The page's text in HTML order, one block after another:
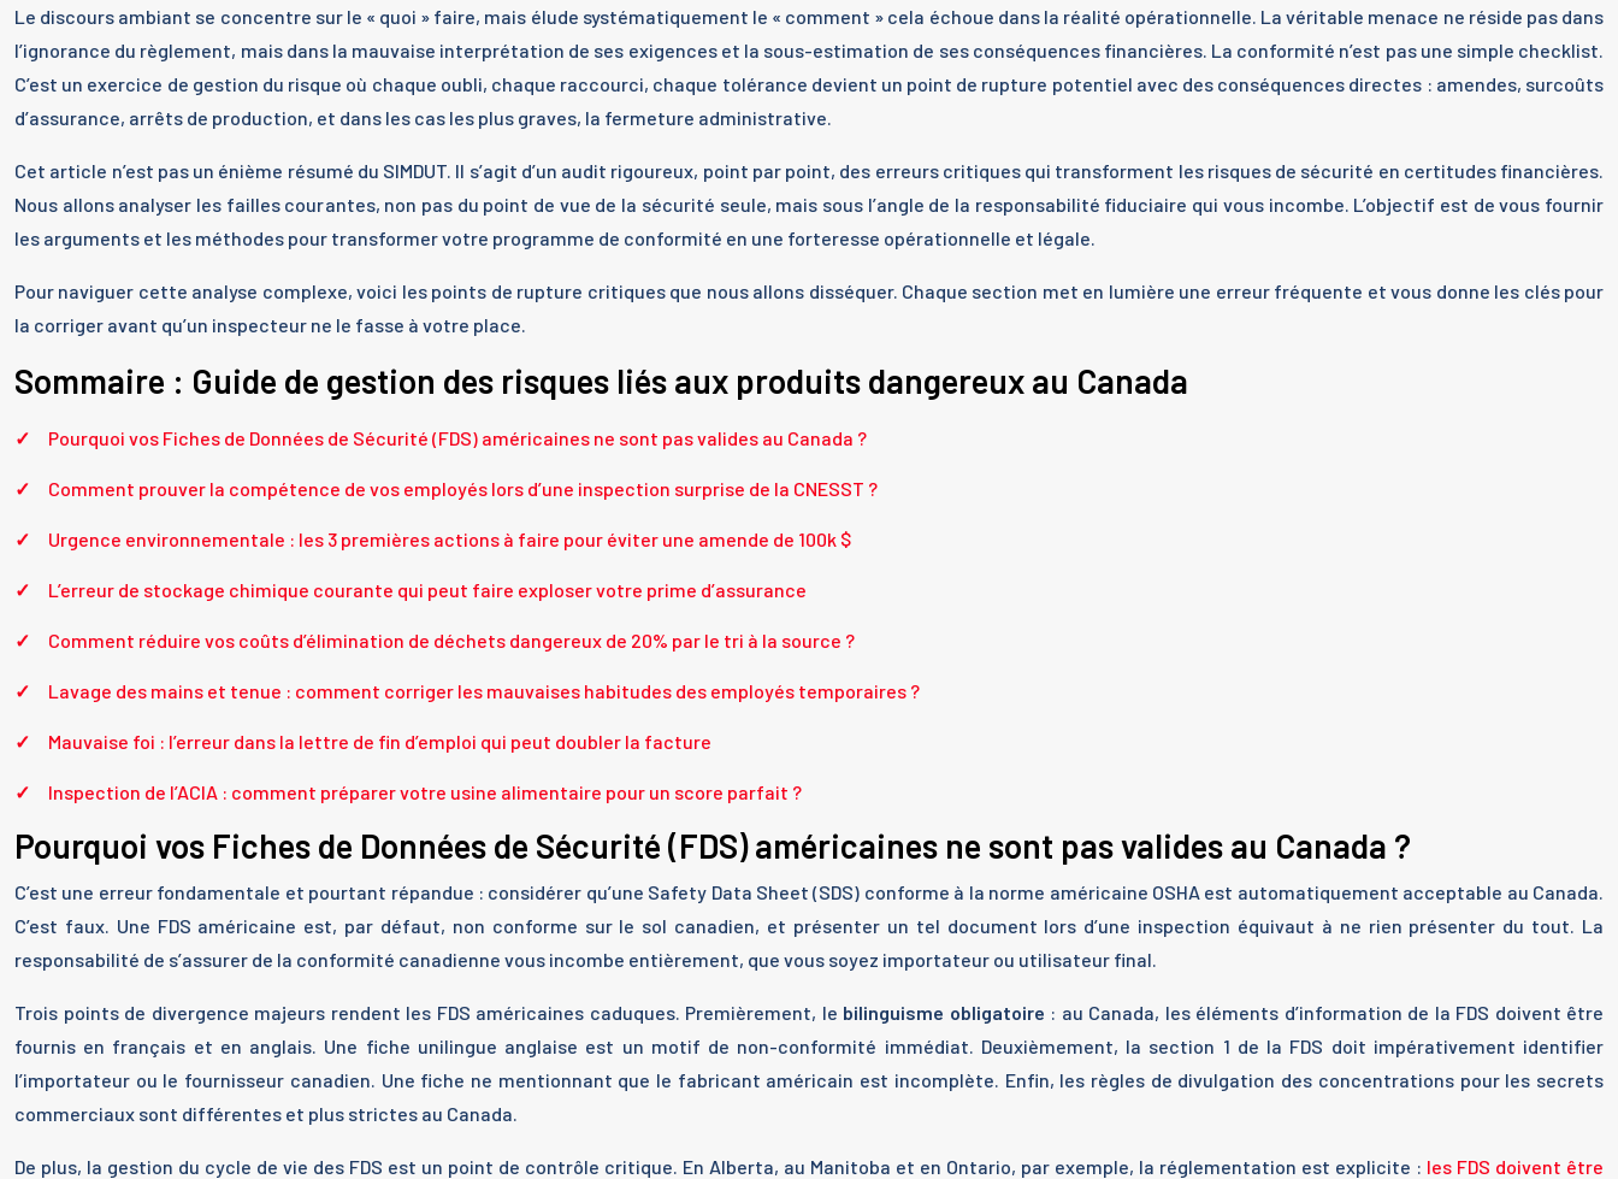
Le discours ambiant se concentre sur le « quoi » faire, mais élude systématiquement le « comment » cela échoue dans la réalité opérationnelle. La véritable menace ne réside pas dans
l’ignorance du règlement, mais dans la mauvaise interprétation de ses exigences et la sous-estimation de ses conséquences financières. La conformité n’est pas une simple checklist.
C’est un exercice de gestion du risque où chaque oubli, chaque raccourci, chaque tolérance devient un point de rupture potentiel avec des conséquences directes : amendes, surcoûts
d’assurance, arrêts de production, et dans les cas les plus graves, la fermeture administrative.
Cet article n’est pas un énième résumé du SIMDUT. Il s’agit d’un audit rigoureux, point par point, des erreurs critiques qui transforment les risques de sécurité en certitudes financières.
Nous allons analyser les failles courantes, non pas du point de vue de la sécurité seule, mais sous l’angle de la responsabilité fiduciaire qui vous incombe. L’objectif est de vous fournir
les arguments et les méthodes pour transformer votre programme de conformité en une forteresse opérationnelle et légale.
Pour naviguer cette analyse complexe, voici les points de rupture critiques que nous allons disséquer. Chaque section met en lumière une erreur fréquente et vous donne les clés pour
la corriger avant qu’un inspecteur ne le fasse à votre place.
Sommaire : Guide de gestion des risques liés aux produits dangereux au Canada
Pourquoi vos Fiches de Données de Sécurité (FDS) américaines ne sont pas valides au Canada ?
Comment prouver la compétence de vos employés lors d’une inspection surprise de la CNESST ?
Urgence environnementale : les 3 premières actions à faire pour éviter une amende de 100k $
L’erreur de stockage chimique courante qui peut faire exploser votre prime d’assurance
Comment réduire vos coûts d’élimination de déchets dangereux de 20% par le tri à la source ?
Lavage des mains et tenue : comment corriger les mauvaises habitudes des employés temporaires ?
Mauvaise foi : l’erreur dans la lettre de fin d’emploi qui peut doubler la facture
Inspection de l’ACIA : comment préparer votre usine alimentaire pour un score parfait ?
Pourquoi vos Fiches de Données de Sécurité (FDS) américaines ne sont pas valides au Canada ?
C’est une erreur fondamentale et pourtant répandue : considérer qu’une Safety Data Sheet (SDS) conforme à la norme américaine OSHA est automatiquement acceptable au Canada.
C’est faux. Une FDS américaine est, par défaut, non conforme sur le sol canadien, et présenter un tel document lors d’une inspection équivaut à ne rien présenter du tout. La
responsabilité de s’assurer de la conformité canadienne vous incombe entièrement, que vous soyez importateur ou utilisateur final.
Trois points de divergence majeurs rendent les FDS américaines caduques. Premièrement, le bilinguisme obligatoire : au Canada, les éléments d’information de la FDS doivent être
fournis en français et en anglais. Une fiche unilingue anglaise est un motif de non-conformité immédiat. Deuxièmement, la section 1 de la FDS doit impérativement identifier
l’importateur ou le fournisseur canadien. Une fiche ne mentionnant que le fabricant américain est incomplète. Enfin, les règles de divulgation des concentrations pour les secrets
commerciaux sont différentes et plus strictes au Canada.
De plus, la gestion du cycle de vie des FDS est un point de contrôle critique. En Alberta, au Manitoba et en Ontario, par exemple, la réglementation est explicite : les FDS doivent être